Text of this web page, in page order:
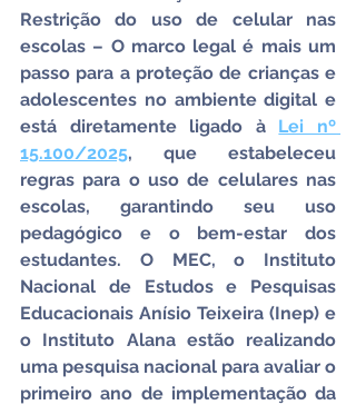
Restrição do uso de celular nas
escolas – O marco legal é mais um
passo para a proteção de crianças e
adolescentes no ambiente digital e
está diretamente ligado à Lei nº
15.100/2025, que estabeleceu
regras para o uso de celulares nas
escolas, garantindo seu uso
pedagógico e o bem-estar dos
estudantes. O MEC, o Instituto
Nacional de Estudos e Pesquisas
Educacionais Anísio Teixeira (Inep) e
o Instituto Alana estão realizando
uma pesquisa nacional para avaliar o
primeiro ano de implementação da